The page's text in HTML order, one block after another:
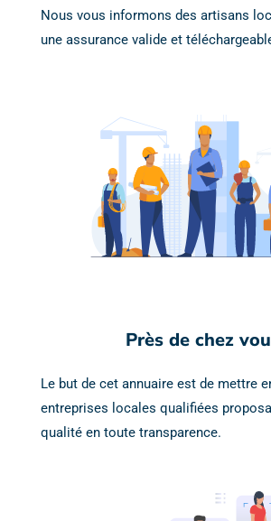
Nous vous informons des artisans
une assurance valide et
Près de chez
Le but de cet annuaire est de mettre
entreprises locales qualifiées
qualité en toute transparence.